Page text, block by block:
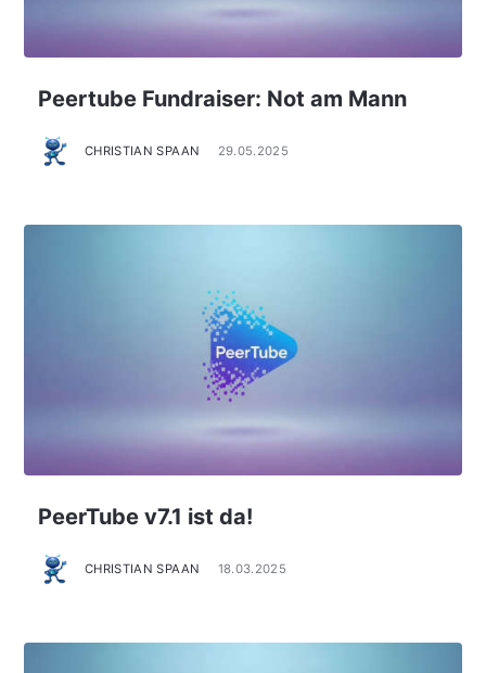
Peertube Fundraiser: Not am Mann
CHRISTIAN SPAAN 29.05.2025
PeerTube v7.1 ist da!
CHRISTIAN SPAAN 18.03.2025